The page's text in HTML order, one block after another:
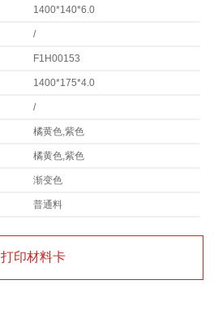
1400*140*6.0
/
F1H00153
1400*175*4.0
/
橘黄色,紫色
橘黄色,紫色
渐变色
普通料
打印材料卡